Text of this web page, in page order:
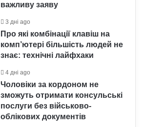
важливу заяву
3 дні ago
Про які комбінації клавіш на
комп’ютері більшість людей не
знає: технічні лайфхаки
4 дні ago
Чоловіки за кордоном не
зможуть отримати консульські
послуги без військово-
облікових документів